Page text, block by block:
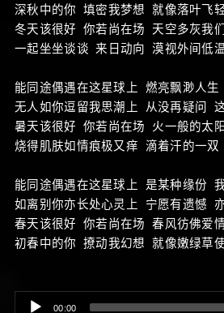
深秋中的你 填密我梦想 就像落叶飞
冬天该很好 你若尚在场 天空多灰我
一起坐坐谈谈 来日动向 漠视外间低
能同途偶遇在这星球上 燃亮飘渺人
无人如你逗留我思潮上 从没再疑问
暑天该很好 你若尚在场 火一般的太
烧得肌肤如情痕极又痒 滴着汗的一
能同途偶遇在这星球上 是某种缘份
如离别你亦长处心灵上 宁愿有遗憾
春天该很好 你若尚在场 春风彷佛爱
初春中的你 撩动我幻想 就像嫩绿草
Audio
00:00